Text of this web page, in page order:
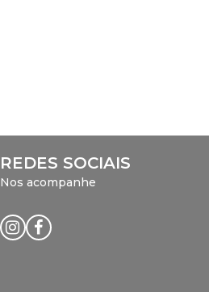
REDES SOCIAIS
Nos acompanhe